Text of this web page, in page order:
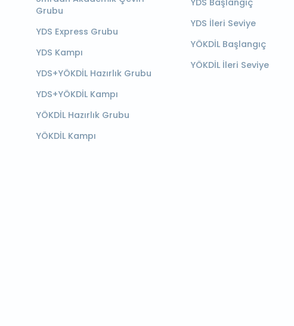
Grubu
YDS Express Grubu
YDS Kampı
YDS+YÖKDİL Hazırlık Grubu
YDS+YÖKDİL Kampı
YÖKDİL Hazırlık Grubu
YÖKDİL Kampı
YDS Başlangıç
YDS İleri Seviye
YÖKDİL Başlangıç
YÖKDİL İleri Seviye